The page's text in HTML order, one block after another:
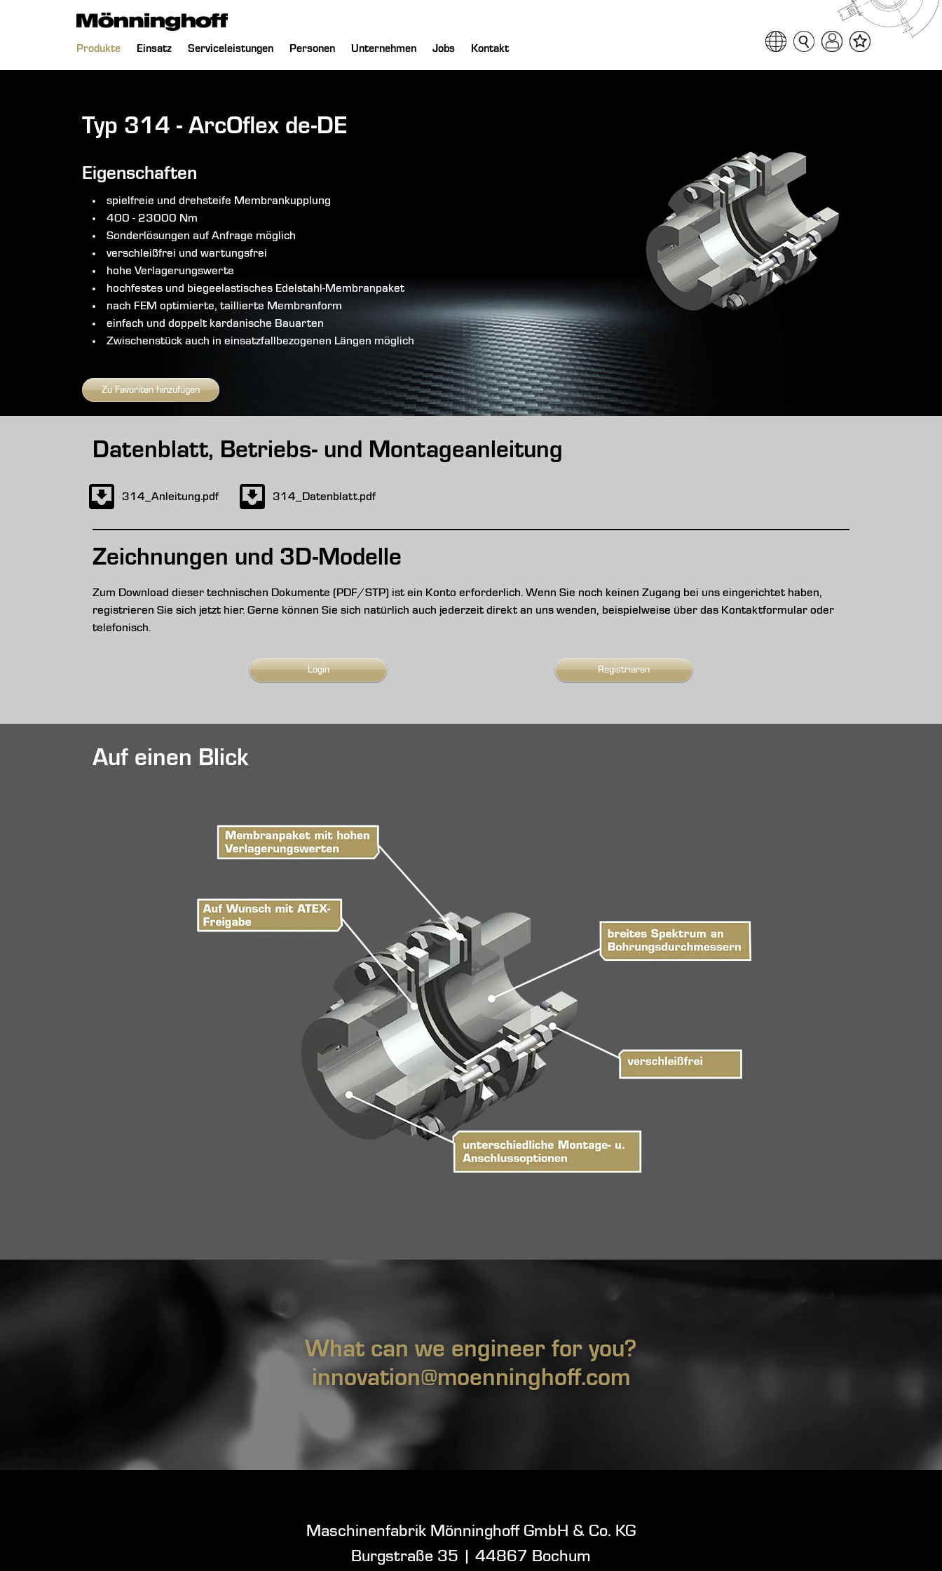
Navigation
Produkte Einsatz Serviceleistungen Personen Unternehmen Jobs Kontakt Sprache auswählen
Seitensuche
Login
Favoritenliste
Typ 314 - ArcOflex de-DE
Eigenschaften
spielfreie und drehsteife Membrankupplung
400 - 23000 Nm
Sonderlösungen auf Anfrage möglich
verschleißfrei und wartungsfrei
hohe Verlagerungswerte
hochfestes und biegeelastisches Edelstahl-Membranpaket
nach FEM optimierte, taillierte Membranform
einfach und doppelt kardanische Bauarten
Zwischenstück auch in einsatzfallbezogenen Längen möglich
Zu Favoriten hinzufügen
Datenblatt, Betriebs- und Montageanleitung
314_Anleitung.pdf 314_Datenblatt.pdf
Zeichnungen und 3D-Modelle
Zum Download dieser technischen Dokumente (PDF/STP) ist ein Konto erforderlich. Wenn Sie noch keinen Zugang bei uns eingerichtet haben,
registrieren Sie sich jetzt hier. Gerne können Sie sich natürlich auch jederzeit direkt an uns wenden, beispielweise über das Kontaktformular oder
telefonisch.
Login Registrieren
Auf einen Blick
What can we engineer for you?
innovation@moenninghoff.com
Maschinenfabrik Mönninghoff GmbH & Co. KG
Burgstraße 35
44867 Bochum